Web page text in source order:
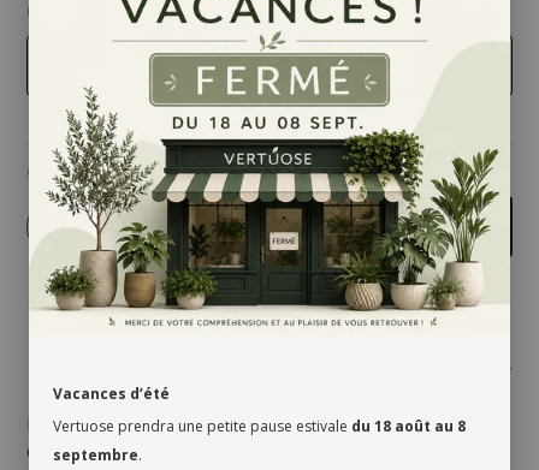
nouveau
Quantité
- + Ajouter au panier
Partager
Le diamant rose symbolise le bonheur et stimule la
créativité artistique.
Vacances d’été
Vertuose prendra une petite pause estivale du 18 août au 8
septembre.